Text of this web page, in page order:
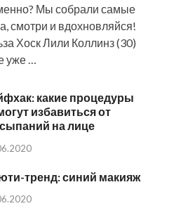
Мы собрали самые
смотри и вдохновляйся!
Хоск Лили Коллинз (30)
уже …
какие процедуры
избавиться от
на лице
тренд: синий макияж